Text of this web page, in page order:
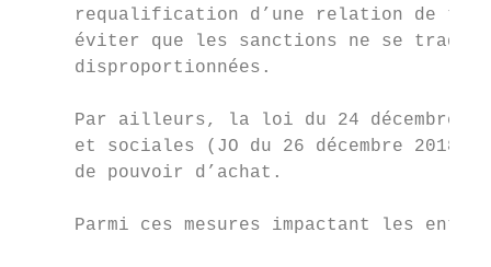
requalification d’une relation de
éviter que les sanctions ne se
     disproportionnées.
Par ailleurs, la loi du 24 décembre
et sociales (JO du 26 décembre 2018)
     de pouvoir d’achat.
Parmi ces mesures impactant les